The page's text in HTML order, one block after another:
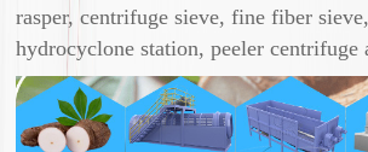
rasper, centrifuge sieve, fine fiber
hydrocyclone station, peeler centrifuge